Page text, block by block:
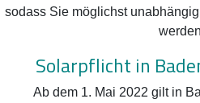
sodass Sie möglichst
Solarpflicht in
Ab dem 1. Mai 2022 gilt in